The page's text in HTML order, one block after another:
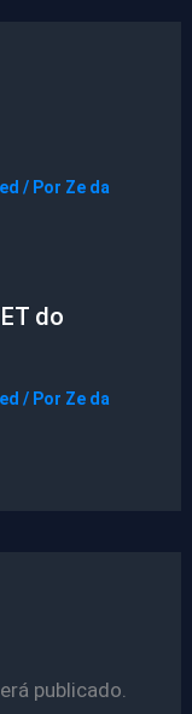
/ Por Ze da
do
/ Por Ze da
publicado.